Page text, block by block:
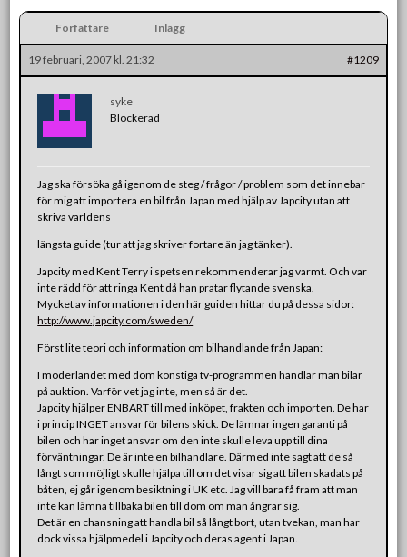
Författare Inlägg
19 februari, 2007 kl. 21:32 #1209
syke
Blockerad
Jag ska försöka gå igenom de steg / frågor / problem som det innebar
för mig att importera en bil från Japan med hjälp av Japcity utan att
skriva världens
längsta guide (tur att jag skriver fortare än jag tänker).
Japcity med Kent Terry i spetsen rekommenderar jag varmt. Och var
inte rädd för att ringa Kent då han pratar flytande svenska.
Mycket av informationen i den här guiden hittar du på dessa sidor:
http://www.japcity.com/sweden/
Först lite teori och information om bilhandlande från Japan:
I moderlandet med dom konstiga tv-programmen handlar man bilar
på auktion. Varför vet jag inte, men så är det.
Japcity hjälper ENBART till med inköpet, frakten och importen. De har
i princip INGET ansvar för bilens skick. De lämnar ingen garanti på
bilen och har inget ansvar om den inte skulle leva upp till dina
förväntningar. De är inte en bilhandlare. Därmed inte sagt att de så
långt som möjligt skulle hjälpa till om det visar sig att bilen skadats på
båten, ej går igenom besiktning i UK etc. Jag vill bara få fram att man
inte kan lämna tillbaka bilen till dom om man ångrar sig.
Det är en chansning att handla bil så långt bort, utan tvekan, man har
dock vissa hjälpmedel i Japcity och deras agent i Japan.